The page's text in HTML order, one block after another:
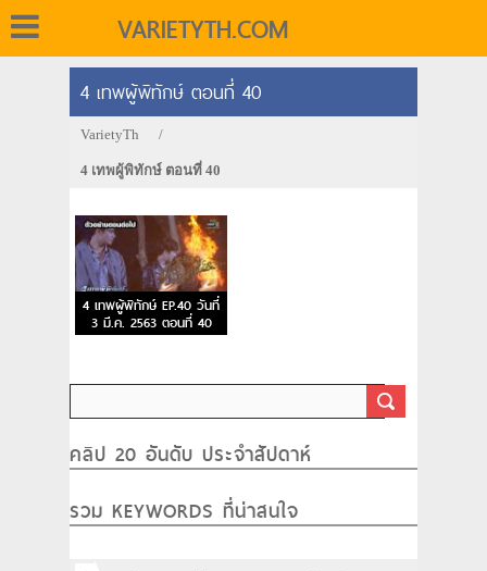
VARIETYTH.COM
4 เทพผู้พิทักษ์ ตอนที่ 40
VarietyTh /
4 เทพผู้พิทักษ์ ตอนที่ 40
4 เทพผู้พิทักษ์ EP.40 วันที่
3 มี.ค. 2563 ตอนที่ 40
คลิป 20 อันดับ ประจำสัปดาห์
รวม KEYWORDS ที่น่าสนใจ